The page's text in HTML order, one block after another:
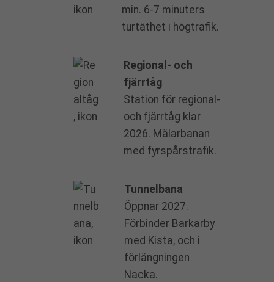
min. 6-7 minuters
turtäthet i högtrafik.
Regional- och
fjärrtåg
Station för regional-
och fjärrtåg klar
2026. Mälarbanan
med fyrspårstrafik.
Tunnelbana
Öppnar 2027.
Förbinder Barkarby
med Kista, och i
förlängningen
Nacka.